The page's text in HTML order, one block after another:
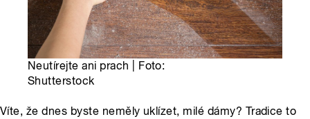
Neutírejte ani prach | Foto:
Shutterstock
Víte, že dnes byste neměly uklízet, milé dámy? Tradice to